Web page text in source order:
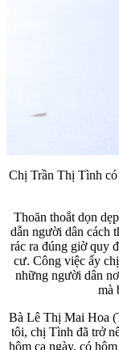
Chị Trần Thị Tình
Thoăn thoắt dọn
dẫn người dân cách
rác ra đúng giờ quy
cư. Công việc ấy
những người dân
mà
Bà Lê Thị Mai Hoa
tôi, chị Tình đã trở
hôm ca ngày, có